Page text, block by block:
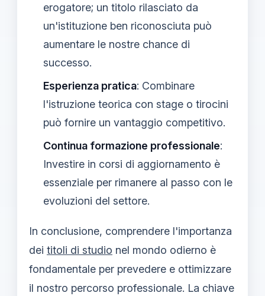
erogatore; un titolo rilasciato da
un'istituzione ben riconosciuta può
aumentare le nostre chance di
successo.
Esperienza pratica: Combinare
l'istruzione teorica con stage o tirocini
può fornire un vantaggio competitivo.
Continua formazione professionale:
Investire in corsi di aggiornamento è
essenziale per rimanere al passo con le
evoluzioni del settore.
In conclusione, comprendere l'importanza
dei titoli di studio nel mondo odierno è
fondamentale per prevedere e ottimizzare
il nostro percorso professionale. La chiave